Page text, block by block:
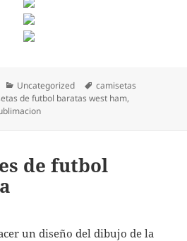
Categorías
Uncategorized Etiquetas
camisetas
de futbol baratas west ham,
de futbol
un diseño del dibujo de la